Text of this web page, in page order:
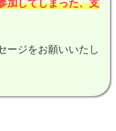
加してしまった、支
ージをお願いいたし